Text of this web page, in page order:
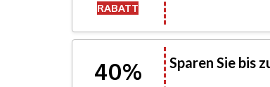
RABATT
40% Sparen Sie bis